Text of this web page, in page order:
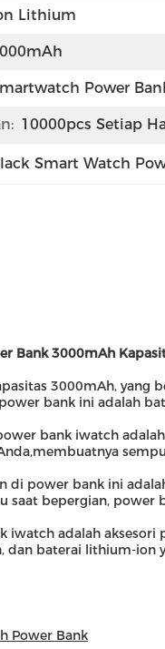
Lithium
Power
10000pcs Setiap
Smart Watch
Bank 3000mAh
3000mAh, yang
bank ini adalah
bank iwatch
di power bank ini
saat bepergian,
iwatch adalah
dan baterai lithium-ion
Power Bank